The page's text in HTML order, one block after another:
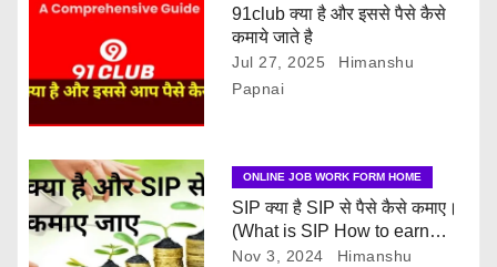
i
o
n
91club क्या है और इससे पैसे कैसे
कमाये जाते है
Jul 27, 2025
Himanshu
Papnai
ONLINE JOB WORK FORM HOME
SIP क्या है SIP से पैसे कैसे कमाए।
(What is SIP How to earn
money from SIP)
Nov 3, 2024
Himanshu